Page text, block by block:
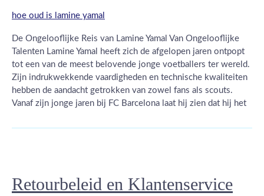
hoe oud is lamine yamal
De Ongelooflijke Reis van Lamine Yamal Van Ongelooflijke
Talenten Lamine Yamal heeft zich de afgelopen jaren ontpopt
tot een van de meest belovende jonge voetballers ter wereld.
Zijn indrukwekkende vaardigheden en technische kwaliteiten
hebben de aandacht getrokken van zowel fans als scouts.
Vanaf zijn jonge jaren bij FC Barcelona laat hij zien dat hij het
Retourbeleid en Klantenservice